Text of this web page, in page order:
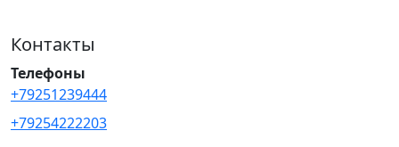
Контакты
Телефоны
+79251239444
+79254222203